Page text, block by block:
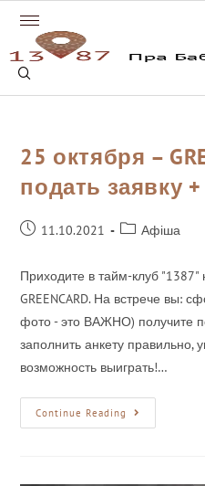
25 октября –
подать заявку
11.10.2021 Афіша
Приходите в тайм-клуб
GREENCARD. На встрече вы:
фото - это ВАЖНО) получите
заполнить анкету правильно,
возможность выиграть!…
Continue Reading